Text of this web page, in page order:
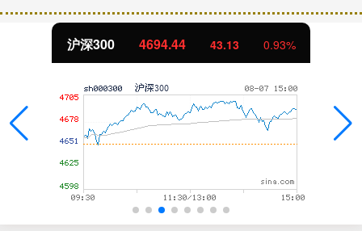
沪深300 4694.44 43.13 0.93%